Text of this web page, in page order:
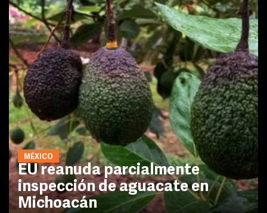
MÉXICO
EU reanuda parcialmente
inspección de aguacate en
Michoacán